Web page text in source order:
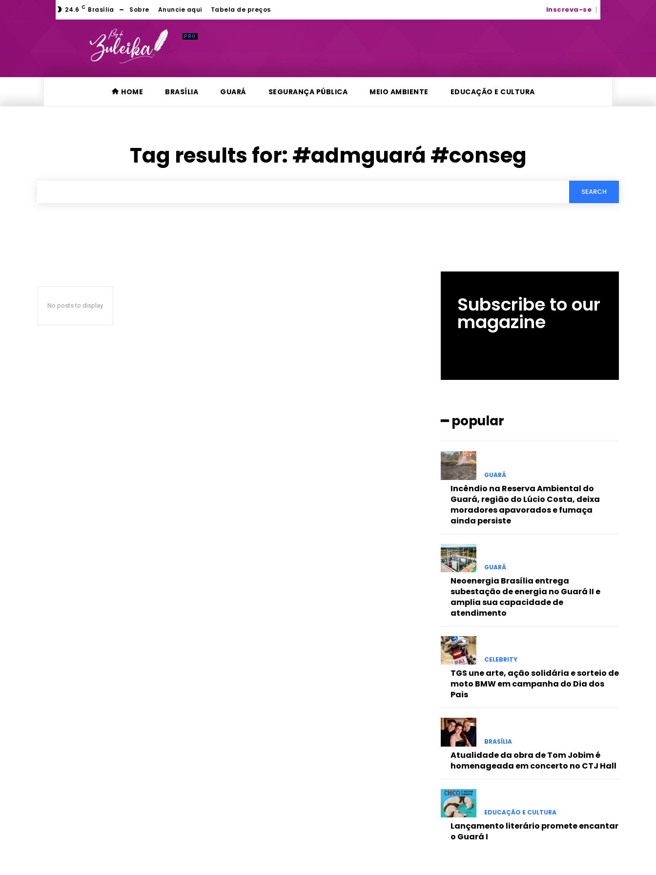
24.6 C Brasília Sobre Anuncie aqui Tabela de preços Inscreva-se
HOME BRASÍLIA GUARÁ SEGURANÇA PÚBLICA MEIO AMBIENTE EDUCAÇÃO E CULTURA
Tag results for: #admguará #conseg
SEARCH
No posts to display Subscribe to our
magazine
━ popular
GUARÁ
Incêndio na Reserva Ambiental do
Guará, região do Lúcio Costa, deixa
moradores apavorados e fumaça
ainda persiste
GUARÁ
Neoenergia Brasília entrega
subestação de energia no Guará II e
amplia sua capacidade de
atendimento
CELEBRITY
TGS une arte, ação solidária e sorteio de
moto BMW em campanha do Dia dos
Pais
BRASÍLIA
Atualidade da obra de Tom Jobim é
homenageada em concerto no CTJ Hall
EDUCAÇÃO E CULTURA
Lançamento literário promete encantar
o Guará I